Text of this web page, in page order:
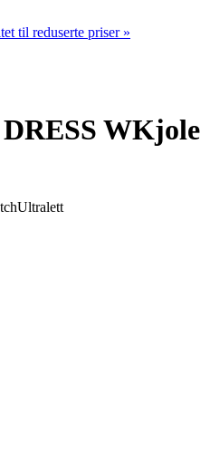
til reduserte priser »
WKjole
Ultralett